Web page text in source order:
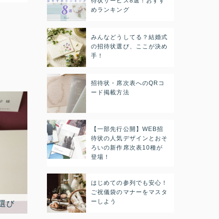
めランキング
みんなどうしてる？結婚式
の招待状選び、ここが決め
手！
招待状・席次表へのQRコ
ード掲載方法
【一部先行公開】WEB招
待状の人気デザインとおそ
ろいの新作席次表10種が
登場！
はじめての参列でも安心！
ご祝儀袋のマナーをマスタ
ーしよう